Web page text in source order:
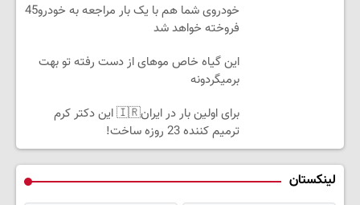
خودروی شما هم با یک بار مراجعه به خودرو45
فروخته خواهد شد
این گیاه خاص موهای از دست رفته تو بهت
برمیگردونه
برای اولین بار در ایران🇮🇷 این دکتر کرم
ترمیم کننده 23 روزه ساخت!
لینکستان